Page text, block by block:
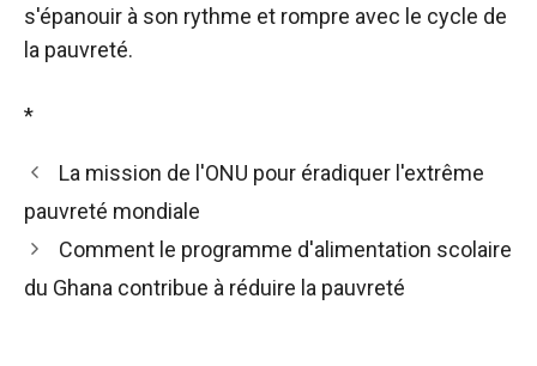
s'épanouir à son rythme et rompre avec le cycle de
la pauvreté.
*
La mission de l'ONU pour éradiquer l'extrême
pauvreté mondiale
Comment le programme d'alimentation scolaire
du Ghana contribue à réduire la pauvreté